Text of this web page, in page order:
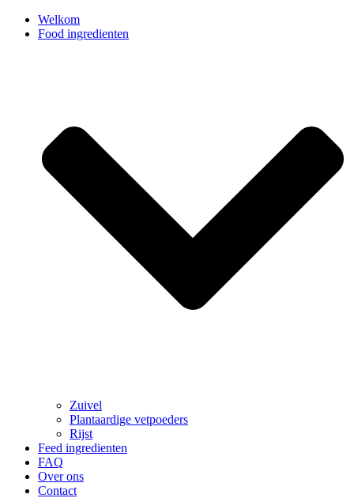
Welkom
Food ingredienten
Zuivel
Plantaardige vetpoeders
Rijst
Feed ingredienten
FAQ
Over ons
Contact